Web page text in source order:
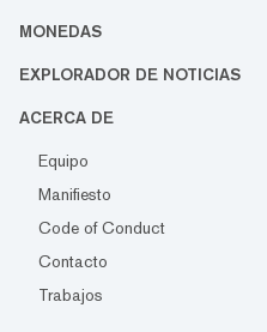
MONEDAS
EXPLORADOR DE NOTICIAS
ACERCA DE
Equipo
Manifiesto
Code of Conduct
Contacto
Trabajos